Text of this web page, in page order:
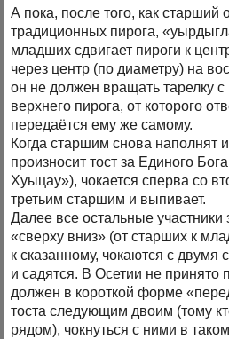
А пока, после того, как старший
традиционных пирога,
младших сдвигает пироги к
через центр (по диаметру) на
он не должен вращать тарелку с
верхнего пирога, от которого
передаётся ему же самому.
Когда старшим снова наполнят
произносит тост за Единого
Хуыцау»), чокается сперва со
третьим старшим и выпивает.
Далее все остальные участники
«сверху вниз» (от старших к
к сказанному, чокаются с
и садятся. В Осетии не принято
должен в короткой форме
тоста следующим двоим (тому
рядом), чокнуться с ними в